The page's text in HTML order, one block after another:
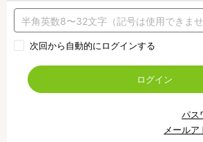
次回から自動的にログインする
ログイン
パス
メール